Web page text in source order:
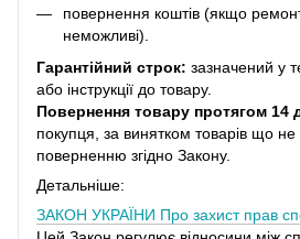
повернення коштів (якщо
неможливі).
Гарантійний строк: зазначений у
або інструкції до товару.
Повернення товару протягом 14
покупця, за винятком товарів що не
поверненню згідно Закону.
Детальніше:
ЗАКОН УКРАЇНИ Про захист прав